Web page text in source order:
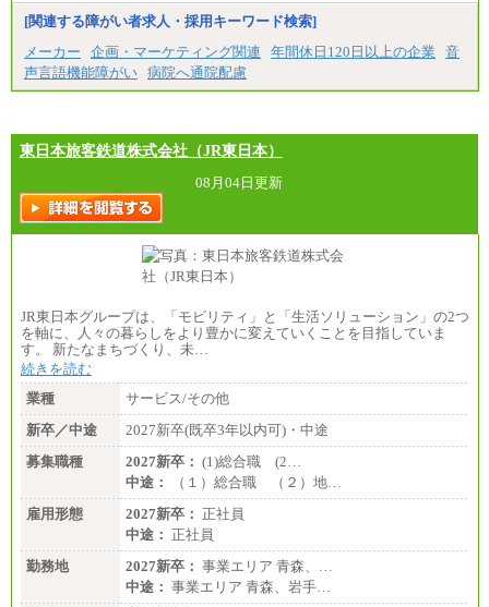
[関連する障がい者求人・採用キーワード検索]
メーカー
企画・マーケティング関連 年間休日120日以上の企業
音
声言語機能障がい 病院へ通院配慮
東日本旅客鉄道株式会社（JR東日本）
08月04日更新
JR東日本グループは、「モビリティ」と「生活ソリューション」の2つ
を軸に、人々の暮らしをより豊かに変えていくことを目指していま
す。 新たなまちづくり、未…
続きを読む
業種
サービス/その他
新卒／中途
2027新卒(既卒3年以内可)・中途
募集職種
2027新卒： (1)総合職 (2…
中途：
（１）総合職 （２）地…
雇用形態
2027新卒： 正社員
中途： 正社員
勤務地
2027新卒： 事業エリア 青森、…
中途： 事業エリア 青森、岩手…